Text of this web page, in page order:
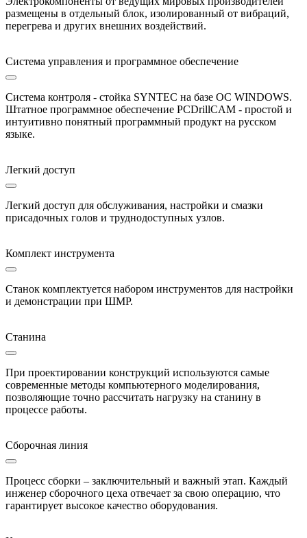
размещены в отдельный блок, изолированный от вибраций,
перегрева и других внешних воздействий.
Система управления и программное обеспечение
Система контроля - стойка SYNTEC на базе ОС WINDOWS.
Штатное программное обеспечение PCDrillCAM - простой и
интуитивно понятный программный продукт на русском
языке.
Легкий доступ
Легкий доступ для обслуживания, настройки и смазки
присадочных голов и труднодоступных узлов.
Комплект инструмента
Станок комплектуется набором инструментов для настройки
и демонстрации при ШМР.
Станина
При проектировании конструкций используются самые
современные методы компьютерного моделирования,
позволяющие точно рассчитать нагрузку на станину в
процессе работы.
Сборочная линия
Процесс сборки – заключительный и важный этап. Каждый
инженер сборочного цеха отвечает за свою операцию, что
гарантирует высокое качество оборудования.